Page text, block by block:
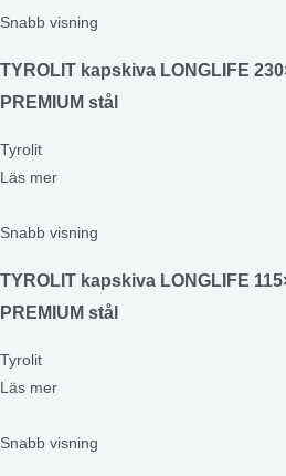
Snabb visning
TYROLIT kapskiva LONGLIFE
PREMIUM stål
Tyrolit
Läs mer
Snabb visning
TYROLIT kapskiva LONGLIFE
PREMIUM stål
Tyrolit
Läs mer
Snabb visning